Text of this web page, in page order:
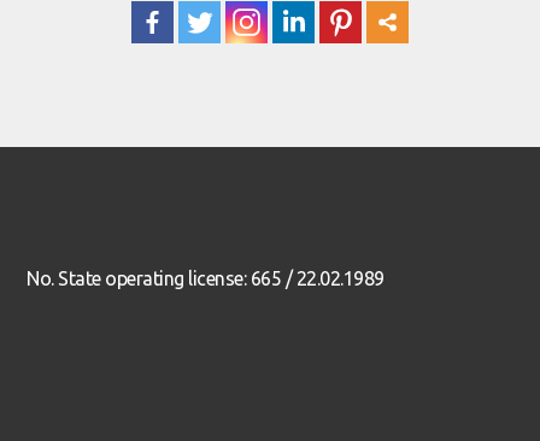
No. State operating license: 665 / 22.02.1989